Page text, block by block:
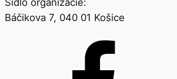
Sídlo organizácie:
Báčikova 7, 040 01 Košice